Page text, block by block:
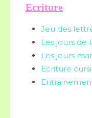
Ecriture
Jeu des
Les jours de
Les jours
Ecriture